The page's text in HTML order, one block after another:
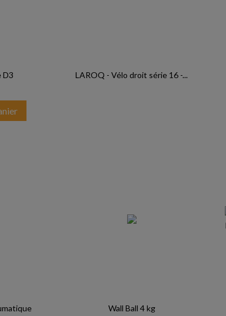
D3 LAROQ - Vélo droit série 16 -...
Wall Ball 4 kg